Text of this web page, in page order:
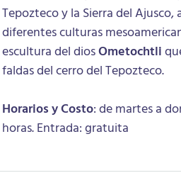
Tepozteco y la Sierra del
diferentes culturas
escultura del diosOmetochtli
faldas del cerro del Tepozteco.
Horarios y Costo: de martes a
horas. Entrada: gratuita